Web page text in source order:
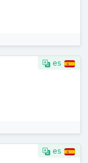
es
es